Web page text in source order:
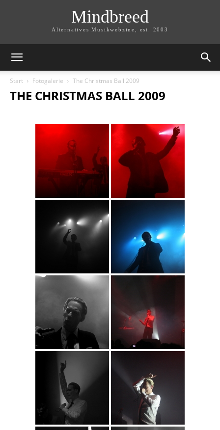
Mindbreed
Alternatives Musikwebzine, est. 2003
Start Fotogalerie The Christmas Ball 2009
THE CHRISTMAS BALL 2009